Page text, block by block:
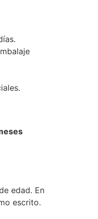
edad. En
escrito.